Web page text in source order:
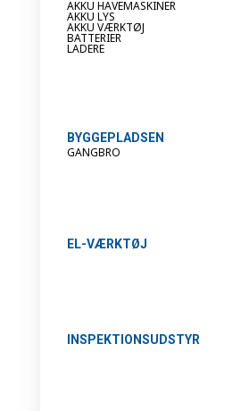
AKKU HAVEMASKINER
AKKU LYS
AKKU VÆRKTØJ
BATTERIER
LADERE
BYGGEPLADSEN
GANGBRO
EL-VÆRKTØJ
INSPEKTIONSUDSTYR